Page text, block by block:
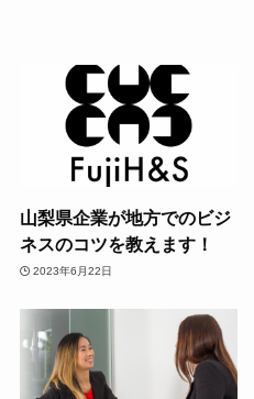
山梨県企業が地方でのビジ
ネスのコツを教えます！
2023年6月22日